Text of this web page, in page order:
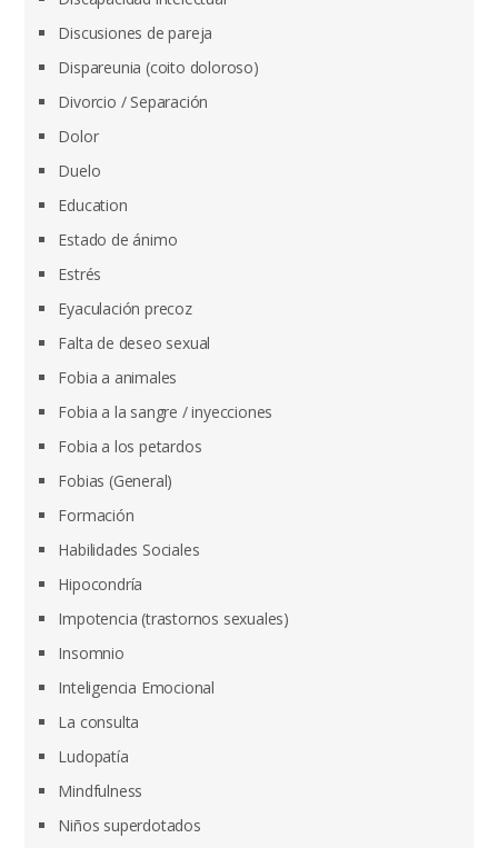
Discusiones de pareja
Dispareunia (coito doloroso)
Divorcio / Separación
Dolor
Duelo
Education
Estado de ánimo
Estrés
Eyaculación precoz
Falta de deseo sexual
Fobia a animales
Fobia a la sangre / inyecciones
Fobia a los petardos
Fobias (General)
Formación
Habilidades Sociales
Hipocondría
Impotencia (trastornos sexuales)
Insomnio
Inteligencia Emocional
La consulta
Ludopatía
Mindfulness
Niños superdotados